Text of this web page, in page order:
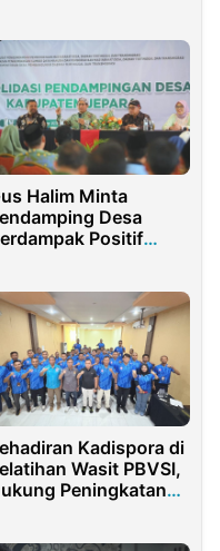
Halim Minta
Desa
Positif
Kadispora di
Wasit PBVSI,
Peningkatan